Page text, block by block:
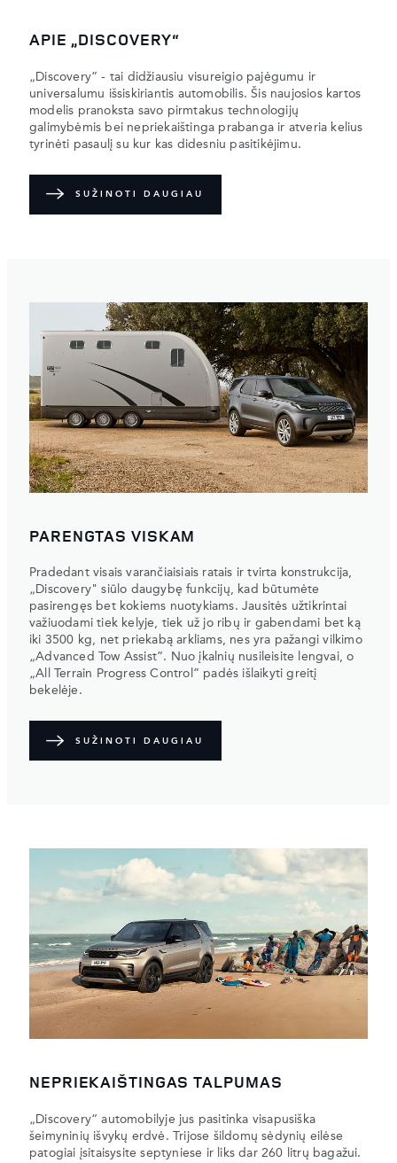
APIE „DISCOVERY“
„Discovery” - tai didžiausiu visureigio pajėgumu ir
universalumu išsiskiriantis automobilis. Šis naujosios kartos
modelis pranoksta savo pirmtakus technologijų
galimybėmis bei nepriekaištinga prabanga ir atveria kelius
tyrinėti pasaulį su kur kas didesniu pasitikėjimu.
SUŽINOTI DAUGIAU
PARENGTAS VISKAM
Pradedant visais varančiaisiais ratais ir tvirta konstrukcija,
„Discovery" siūlo daugybę funkcijų, kad būtumėte
pasirengęs bet kokiems nuotykiams. Jausitės užtikrintai
važiuodami tiek kelyje, tiek už jo ribų ir gabendami bet ką
iki 3500 kg, net priekabą arkliams, nes yra pažangi vilkimo
„Advanced Tow Assist”. Nuo įkalnių nusileisite lengvai, o
„All Terrain Progress Control” padės išlaikyti greitį
bekelėje.
SUŽINOTI DAUGIAU
NEPRIEKAIŠTINGAS TALPUMAS
„Discovery“ automobilyje jus pasitinka visapusiška
šeimyninių išvykų erdvė. Trijose šildomų sėdynių eilėse
patogiai įsitaisysite septyniese ir liks dar 260 litrų bagažui.